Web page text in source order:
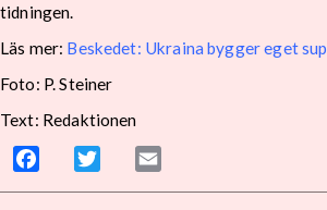
tidningen.
Läs mer: Beskedet: Ukraina bygger eget
Foto: P. Steiner
Text: Redaktionen
Facebook Twitter